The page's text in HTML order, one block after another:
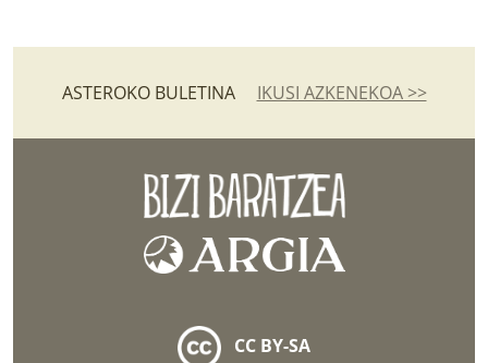
ASTEROKO BULETINA IKUSI AZKENEKOA >>
CC BY-SA